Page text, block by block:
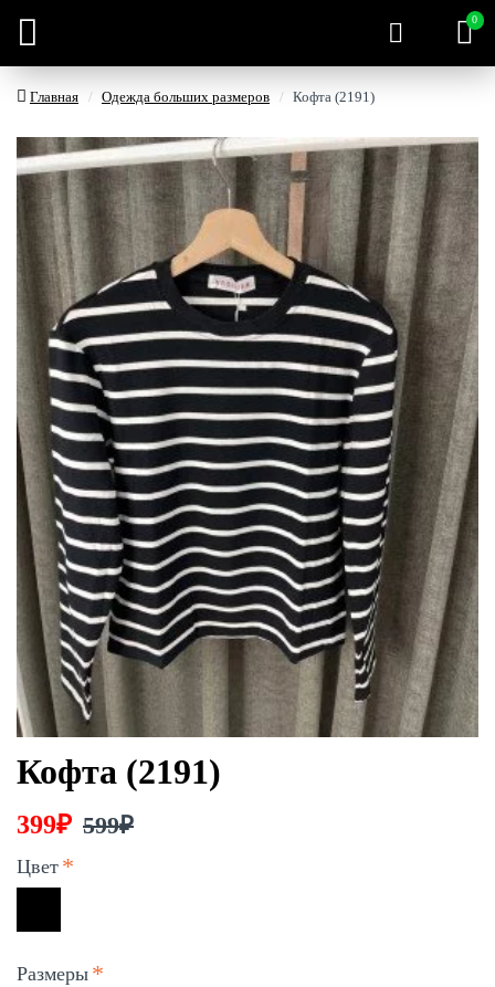
0
Главная Одежда больших размеров Кофта (2191)
Кофта (2191)
399₽ 599₽
Цвет
Размеры